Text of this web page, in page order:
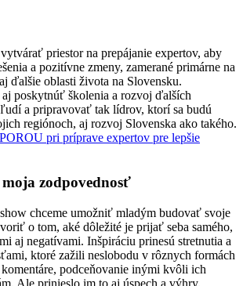
priestor na prepájanie expertov, aby
a pozitívne zmeny, zamerané primárne na
ďalšie oblasti života na Slovensku.
poskytnúť školenia a rozvoj ďalších
a pripravovať tak lídrov, ktorí sa budú
regiónoch, aj rozvoj Slovenska ako takého.
pri príprave expertov pre lepšie
zodpovednosť
chceme umožniť mladým budovať svoje
o tom, aké dôležité je prijať seba samého,
aj negatívami. Inšpiráciu prinesú stretnutia a
ktoré zažili neslobodu v rôznych formách
podceňovanie inými kvôli ich
Ale prinieslo im to aj úspech a výhry.